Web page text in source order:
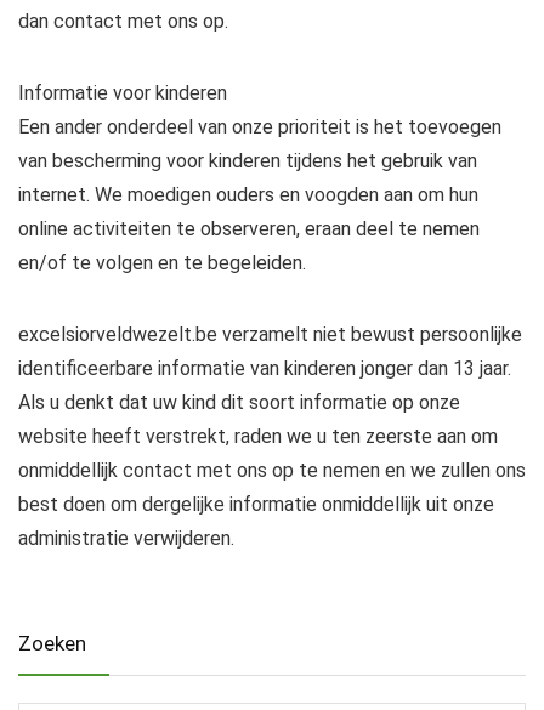
dan contact met ons op.
Informatie voor kinderen
Een ander onderdeel van onze prioriteit is het toevoegen
van bescherming voor kinderen tijdens het gebruik van
internet. We moedigen ouders en voogden aan om hun
online activiteiten te observeren, eraan deel te nemen
en/of te volgen en te begeleiden.
excelsiorveldwezelt.be verzamelt niet bewust persoonlijke
identificeerbare informatie van kinderen jonger dan 13 jaar.
Als u denkt dat uw kind dit soort informatie op onze
website heeft verstrekt, raden we u ten zeerste aan om
onmiddellijk contact met ons op te nemen en we zullen ons
best doen om dergelijke informatie onmiddellijk uit onze
administratie verwijderen.
Zoeken